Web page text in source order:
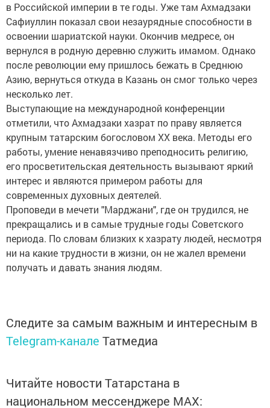
в Российской империи в те годы. Уже там Ахмадзаки
Сафиуллин показал свои незаурядные способности в
освоении шариатской науки. Окончив медресе, он
вернулся в родную деревню служить имамом. Однако
после революции ему пришлось бежать в Среднюю
Азию, вернуться откуда в Казань он смог только через
несколько лет.
Выступающие на международной конференции
отметили, что Ахмадзаки хазрат по праву является
крупным татарским богословом XX века. Методы его
работы, умение ненавязчиво преподносить религию,
его просветительская деятельность вызывают яркий
интерес и являются примером работы для
современных духовных деятелей.
Проповеди в мечети "Марджани", где он трудился, не
прекращались и в самые трудные годы Советского
периода. По словам близких к хазрату людей, несмотря
ни на какие трудности в жизни, он не жалел времени
получать и давать знания людям.
Следите за самым важным и интересным в
Telegram-канале Татмедиа
Читайте новости Татарстана в
национальном мессенджере MАХ: